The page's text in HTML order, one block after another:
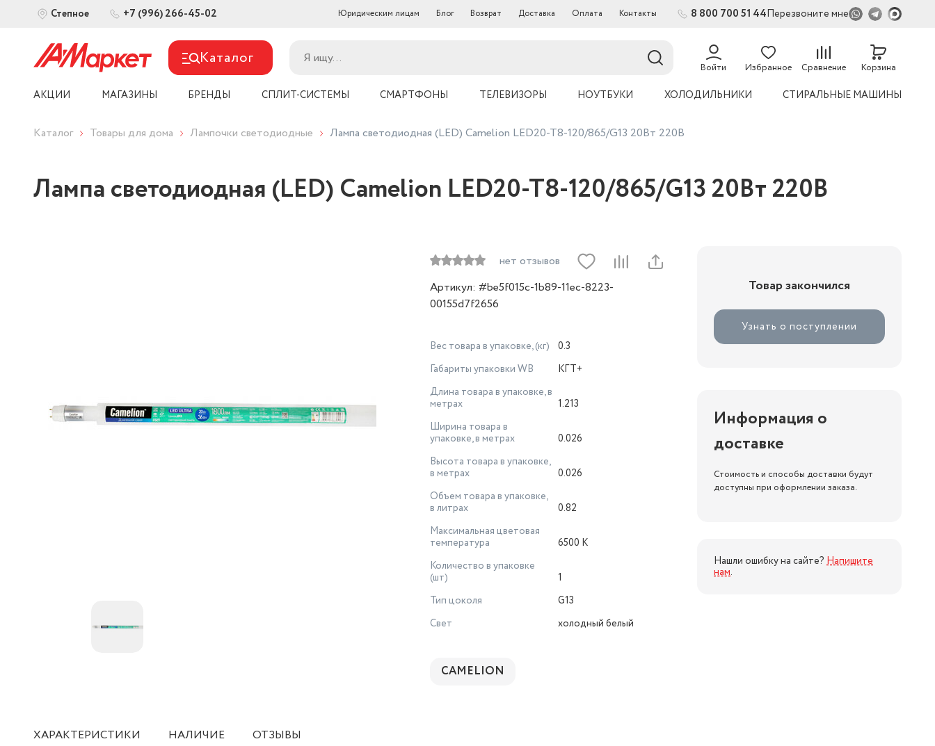
Степное +7 (996) 266-45-02 Юридическим лицам Блог Возврат Доставка Оплата Контакты 8 800 700 51 44Перезвоните мне
Каталог Войти Избранное Сравнение
54
Корзина
АКЦИИ МАГАЗИНЫ БРЕНДЫ СПЛИТ-СИСТЕМЫ СМАРТФОНЫ ТЕЛЕВИЗОРЫ НОУТБУКИ ХОЛОДИЛЬНИКИ СТИРАЛЬНЫЕ МАШИНЫ
Каталог Товары для дома Лампочки светодиодные Лампа светодиодная (LED) Camelion LED20-T8-120/865/G13 20Вт 220В
Лампа светодиодная (LED) Camelion LED20-T8-120/865/G13 20Вт 220В
нет отзывов
Артикул: #be5f015c-1b89-11ec-8223-
00155d7f2656
Вес товара в упаковке, (кг)
0.3
Габариты упаковки WB
КГТ+
Длина товара в упаковке, в
метрах
1.213
Ширина товара в
упаковке, в метрах
0.026
Высота товара в упаковке,
в метрах
0.026
Объем товара в упаковке,
в литрах
0.82
Максимальная цветовая
температура
6500 К
Количество в упаковке
(шт)
1
Тип цоколя
G13
Свет
холодный белый
CAMELION
Товар закончился
Узнать о поступлении
Информация о
доставке
Стоимость и способы доставки будут
доступны при оформлении заказа.
Нашли ошибку на сайте? Напишите
нам.
ХАРАКТЕРИСТИКИ НАЛИЧИЕ ОТЗЫВЫ